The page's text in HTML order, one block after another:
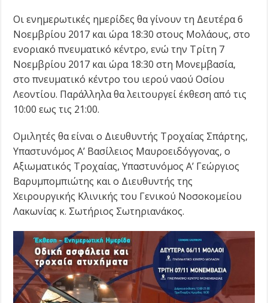
Οι ενημερωτικές ημερίδες θα γίνουν τη Δευτέρα 6
Νοεμβρίου 2017 και ώρα 18:30 στους Μολάους, στο
ενοριακό πνευματικό κέντρο, ενώ την Τρίτη 7
Νοεμβρίου 2017 και ώρα 18:30 στη Μονεμβασία,
στο πνευματικό κέντρο του ιερού ναού Οσίου
Λεοντίου. Παράλληλα θα λειτουργεί έκθεση από τις
10:00 εως τις 21:00.
Ομιλητές θα είναι ο Διευθυντής Τροχαίας Σπάρτης,
Υπαστυνόμος Α’ Βασίλειος Μαυροειδόγγονας, ο
Αξιωματικός Τροχαίας, Υπαστυνόμος Α’ Γεώργιος
Βαρυμπομπιώτης και ο Διευθυντής της
Χειρουργικής Κλινικής του Γενικού Νοσοκομείου
Λακωνίας κ. Σωτήριος Σωτηριανάκος.